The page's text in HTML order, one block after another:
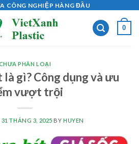
CÔNG NGHIỆP HÀNG ĐẦU
0
PHÂN LOẠI
gì? Công dụng và ưu
vượt trội
31 THÁNG 3, 2025 BY HUYEN